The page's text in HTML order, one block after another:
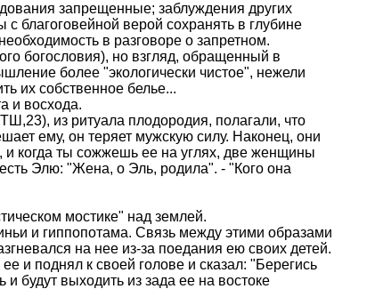
запрещенные; заблуждения других
благоговейной верой сохранять в глубине
в разговоре о запретном.
богословия), но взгляд, обращенный в
более "экологически чистое", нежели
их собственное белье...
и восхода.
из ритуала плодородия, полагали, что
ему, он теряет мужскую силу. Наконец, они
и когда ты сожжешь ее на углях, две женщины
Элю: "Жена, о Эль, родила". - "Кого она
мостике" над землей.
и гиппопотама. Связь между этими образами
на нее из-за поедания ею своих детей.
и поднял к своей голове и сказал: "Берегись
будут выходить из зада ее на востоке